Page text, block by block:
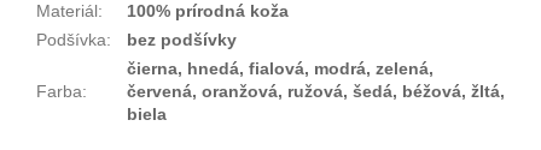
Materiál:
100% prírodná koža
Podšívka: bez podšívky
Farba:
čierna, hnedá, fialová, modrá, zelená,
červená, oranžová, ružová, šedá, béžová, žltá,
biela